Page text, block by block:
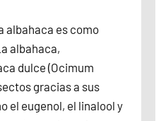
albahaca es como
albahaca,
dulce (Ocimum
gracias a sus
el eugenol, el linalool y